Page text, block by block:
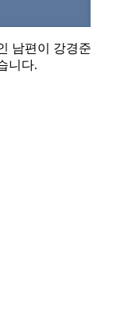
남편이 강경준
니다.